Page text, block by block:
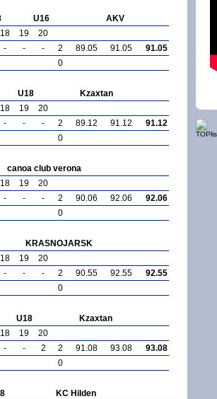
U16
AKV
18 19
20
- - - 2 89.05 91.05
91.05
0
U18
Kzaxtan
18 19
20
- - - 2 89.12 91.12
91.12
0
canoa club verona
18 19
20
- - - 2 90.06 92.06
92.06
0
KRASNOJARSK
18 19
20
- - - 2 90.55 92.55
92.55
0
U18
Kzaxtan
18 19
20
- - 2 2 91.08 93.08
93.08
0
KC Hilden